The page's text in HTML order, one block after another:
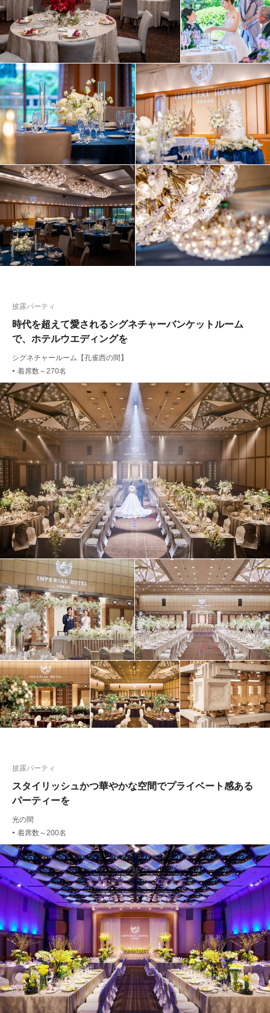
時代を超えて愛されるシグネチャーバンケットルーム
で、ホテルウエディングを
披露パーティ
シグネチャールーム【孔雀西の間】
● 着席数～270名
スタイリッシュかつ華やかな空間でプライベート感ある
パーティーを
披露パーティ
光の間
● 着席数～200名